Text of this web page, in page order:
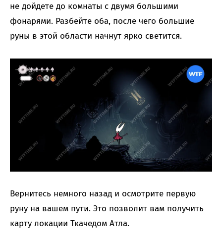
не дойдете до комнаты с двумя большими
фонарями. Разбейте оба, после чего большие
руны в этой области начнут ярко светится.
Вернитесь немного назад и осмотрите первую
руну на вашем пути. Это позволит вам получить
карту локации Ткачедом Атла.